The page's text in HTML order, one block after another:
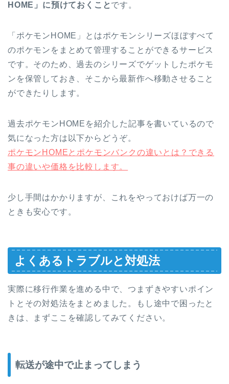
HOME」に預けておくことです。
「ポケモンHOME」とはポケモンシリーズほぼすべて
のポケモンをまとめて管理することができるサービス
です。そのため、過去のシリーズでゲットしたポケモ
ンを保管しておき、そこから最新作へ移動させること
ができたりします。
過去ポケモンHOMEを紹介した記事を書いているので
気になった方は以下からどうぞ。
ポケモンHOMEとポケモンバンクの違いとは？できる
事の違いや価格を比較します。
少し手間はかかりますが、これをやっておけば万一の
ときも安心です。
よくあるトラブルと対処法
実際に移行作業を進める中で、つまずきやすいポイン
トとその対処法をまとめました。もし途中で困ったと
きは、まずここを確認してみてください。
転送が途中で止まってしまう